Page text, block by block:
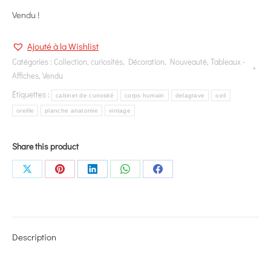
Vendu !
Ajouté à la Wishlist
Catégories : Collection, curiosités, Décoration, Nouveauté, Tableaux -
Affiches, Vendu
Étiquettes :
cabinet de curiosité corps humain delagrave oeil
oreille planche anatomie vintage
Share this product
Share
Share
Share
Share
Share
Description